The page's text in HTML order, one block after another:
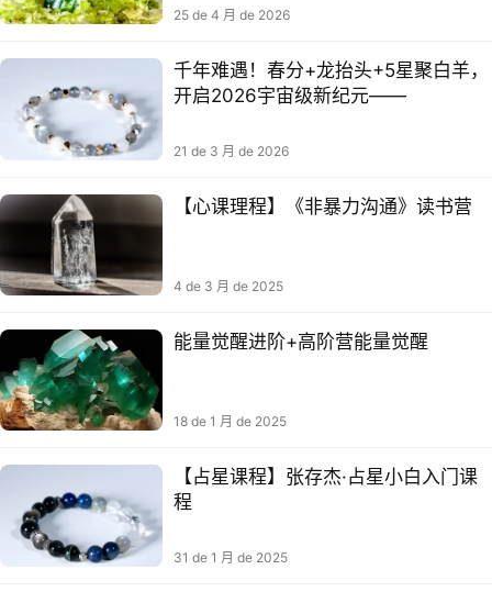
25 de 4 月 de 2026
千年难遇！春分+龙抬头+5星聚白羊，
开启2026宇宙级新纪元——
21 de 3 月 de 2026
【心课理‬程】《非暴力沟通》读书营
4 de 3 月 de 2025
能量觉醒进阶+高阶营能量觉醒
18 de 1 月 de 2025
【占‮课星‬程】张存杰·占星小白入‮课门‬
程
31 de 1 月 de 2025